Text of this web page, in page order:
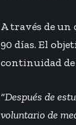
A través de
90 días. El
continuidad de
“Después de
voluntario de